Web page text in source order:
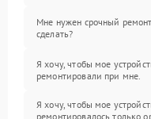
Мне нужен срочный
сделать?
Я хочу, чтобы мое
ремонтировали при мне.
Я хочу, чтобы мое
ремонтировалось только